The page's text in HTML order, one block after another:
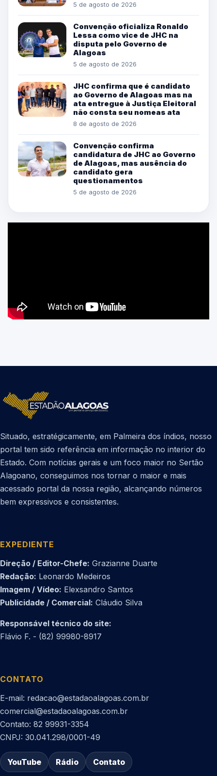
5 de agosto de 2026
Convenção oficializa Ronaldo
Lessa como vice de JHC na
disputa pelo Governo de
Alagoas
5 de agosto de 2026
JHC confirma que é candidato
ao Governo de Alagoas mas na
ata entregue à Justiça Eleitoral
não consta seu nomeas ata
8 de agosto de 2026
Convenção confirma
candidatura de JHC ao Governo
de Alagoas, mas ausência do
candidato gera
questionamentos
5 de agosto de 2026
Situado, estratégicamente, em Palmeira dos índios, nosso
portal tem sido referência em informação no interior do
Estado. Com notícias gerais e um foco maior no Sertão
Alagoano, conseguimos nos tornar o maior e mais
acessado portal da nossa região, alcançando números
bem expressivos e consistentes.
EXPEDIENTE
Direção / Editor-Chefe: Grazianne Duarte
Redação: Leonardo Medeiros
Imagem / Vídeo: Elexsandro Santos
Publicidade / Comercial: Cláudio Silva
Responsável técnico do site:
Flávio F. - (82) 99980-8917
CONTATO
E-mail: redacao@estadaoalagoas.com.br
comercial@estadaoalagoas.com.br
Contato: 82 99931-3354
CNPJ: 30.041.298/0001-49
YouTube Rádio Contato